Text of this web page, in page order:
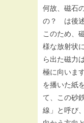
何故、磁石
の？ は後述
このため、
様な放射状
ら出た磁力
極に向いま
を播いた紙
て、この砂
線」と呼び